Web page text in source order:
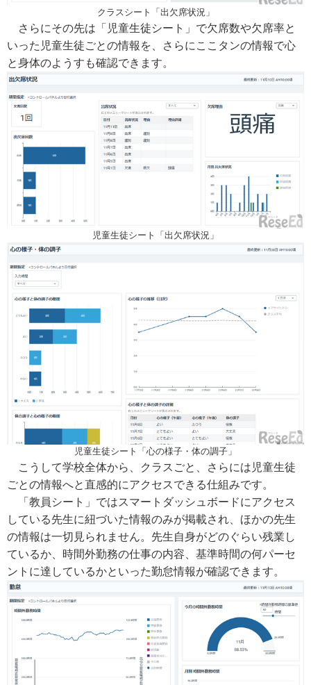
クラスシート「出欠席状況」
さらにその先は「児童生徒シート」で欠席数や欠席率と
いった児童生徒ごとの情報を、さらにここタンの情報で心
と身体のようすも確認できます。
児童生徒シート「出欠席状況」
児童生徒シート「心の様子・体の調子」
こうして学校全体から、クラスごと、さらには児童生徒
ごとの情報へと直感的にアクセスできる仕組みです。
「教員シート」ではスマートダッシュボードにアクセス
している先生に紐づいた情報のみが掲載され、ほかの先生
の情報は一切見られません。先生自身がどのぐらい残業し
ているか、時間外勤務の仕事の内容、基準時間の何パーセ
ントに達しているかといった勤怠情報が確認できます。